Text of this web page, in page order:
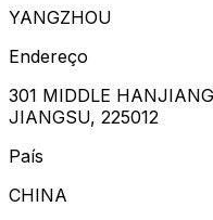
YANGZHOU
Endereço
301 MIDDLE
JIANGSU, 225012
País
CHINA